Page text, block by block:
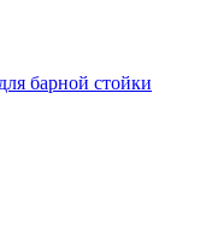
барной стойки